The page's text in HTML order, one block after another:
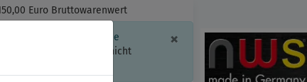
Euro Bruttowarenwert
× Schließen
Informationen oder die
Sind Sie damit nicht